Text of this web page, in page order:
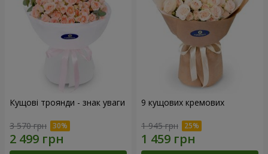
Кущові троянди - знак уваги
3 570 грн
9 кущових кремових
1 945 грн